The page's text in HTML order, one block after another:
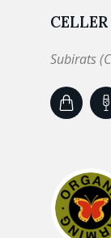
Subirats